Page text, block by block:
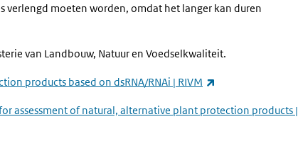
verlengd moeten worden, omdat het langer kan duren
van Landbouw, Natuur en Voedselkwaliteit.
products based on dsRNA/RNAi | RIVM
assessment of natural, alternative plant protection products |